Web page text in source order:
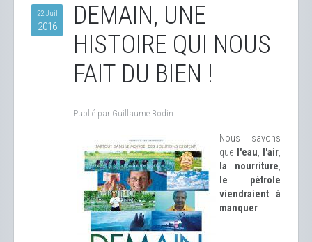
22 Juil
2016
DEMAIN, UNE
HISTOIRE QUI NOUS
FAIT DU BIEN !
Publié par Guillaume Bodin.
Nous savons
que
l'eau l'air
la nourriture
le pétrole
viendraient à
manquer